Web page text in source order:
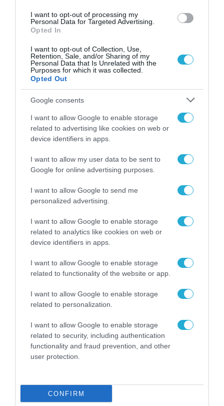
I want to opt-out of processing my
Personal Data for Targeted Advertising.
Opted In
I want to opt-out of Collection, Use,
Retention, Sale, and/or Sharing of my
Personal Data that Is Unrelated with the
Purposes for which it was collected.
Opted Out
Google consents
I want to allow Google to enable storage
related to advertising like cookies on web or
device identifiers in apps.
I want to allow my user data to be sent to
Google for online advertising purposes.
I want to allow Google to send me
personalized advertising.
I want to allow Google to enable storage
related to analytics like cookies on web or
device identifiers in apps.
I want to allow Google to enable storage
related to functionality of the website or app.
I want to allow Google to enable storage
related to personalization.
I want to allow Google to enable storage
related to security, including authentication
functionality and fraud prevention, and other
user protection.
CONFIRM
Τουρκία: «Θα συνεχίσουμε να
υπερασπιζόμαστε τη Γαλάζια Πατρίδα» λέει
ο νέος ΥΠΑΜ
Ο Γιασάρ Γκιουλέρ αναμένεται να κρατήσει την ίδια
FOCUS ON
07.08.2026 | 11:02